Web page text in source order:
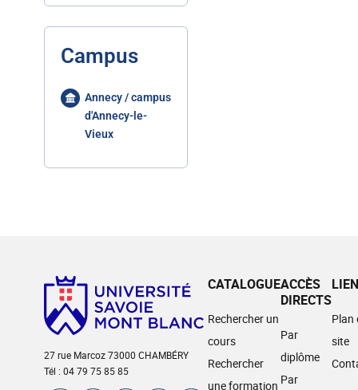
Campus
Annecy / campus
d'Annecy-le-
Vieux
27 rue Marcoz 73000 CHAMBÉRY
Tél : 04 79 75 85 85
CATALOGUE
Rechercher un
cours
Rechercher
une formation
ACCÈS
DIRECTS
Par
diplôme
Par
Plan
site